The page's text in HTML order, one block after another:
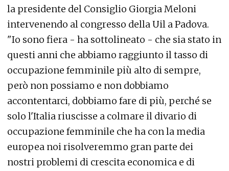
la presidente del Consiglio Giorgia Meloni
intervenendo al congresso della Uil a Padova.
"Io sono fiera - ha sottolineato - che sia stato in
questi anni che abbiamo raggiunto il tasso di
occupazione femminile più alto di sempre,
però non possiamo e non dobbiamo
accontentarci, dobbiamo fare di più, perché se
solo l'Italia riuscisse a colmare il divario di
occupazione femminile che ha con la media
europea noi risolveremmo gran parte dei
nostri problemi di crescita economica e di